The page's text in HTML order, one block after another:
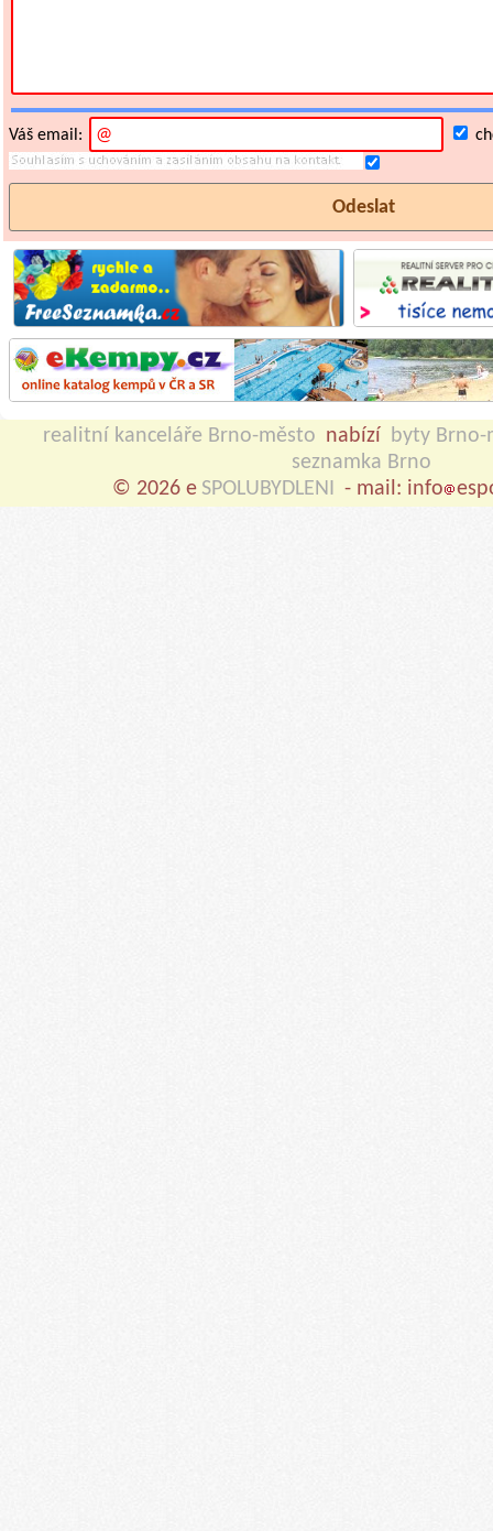
Váš email:
realitní kanceláře Brno-město nabízí byty Brno-
seznamka Brno
© 2026 e SPOLUBYDLENI - mail: info